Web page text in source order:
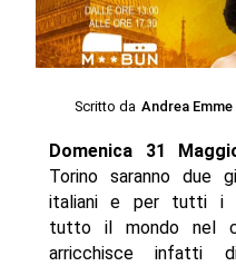
Scritto da Andrea Emme
Domenica 31
Torino saranno due
italiani e per tutti i
tutto il mondo nel
arricchisce